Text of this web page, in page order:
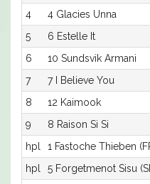
4
4 Glacies Unna
5
6 Estelle It
6
10 Sundsvik Armani
7
7 I Believe You
8
12 Kaimook
9
8 Raison Si Si
hpl
1 Fastoche Thieben
hpl
5 Forgetmenot Sisu